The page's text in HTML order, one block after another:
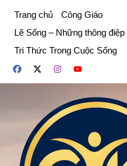
phần
dung
Trang chủ
Công Giáo
Lẽ Sống – Những thông
Tri Thức Trong Cuộc Sống